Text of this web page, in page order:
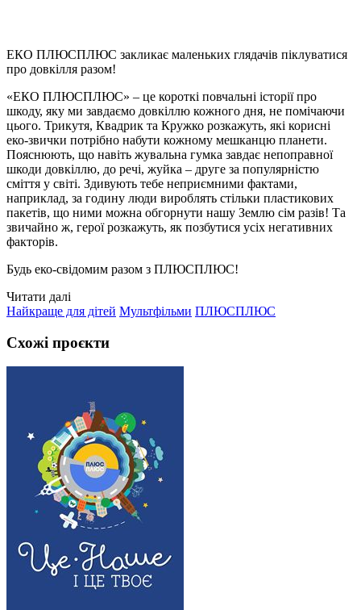
ЕКО ПЛЮСПЛЮС закликає маленьких глядачів піклуватися
про довкілля разом!
«ЕКО ПЛЮСПЛЮС» – це короткі повчальні історії про
шкоду, яку ми завдаємо довкіллю кожного дня, не помічаючи
цього. Трикутя, Квадрик та Кружко розкажуть, які корисні
еко-звички потрібно набути кожному мешканцю планети.
Пояснюють, що навіть жувальна гумка завдає непоправної
шкоди довкіллю, до речі, жуйка – друге за популярністю
сміття у світі. Здивують тебе неприємними фактами,
наприклад, за годину люди вироблять стільки пластикових
пакетів, що ними можна обгорнути нашу Землю сім разів! Та
звичайно ж, герої розкажуть, як позбутися усіх негативних
факторів.
Будь еко-свідомим разом з ПЛЮСПЛЮС!
Читати далі
Найкраще для дітей Мультфільми ПЛЮСПЛЮС
Схожі проєкти